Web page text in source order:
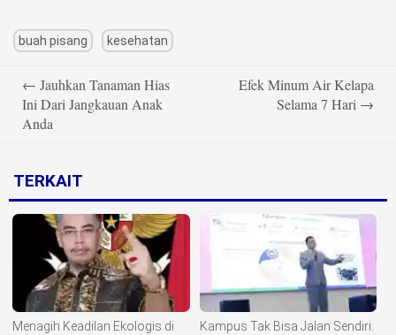
buah pisang kesehatan
navigation
← Jauhkan Tanaman Hias
Ini Dari Jangkauan Anak
Anda
Efek Minum Air Kelapa
Selama 7 Hari →
TERKAIT
Menagih Keadilan Ekologis di
Kampus Tak Bisa Jalan Sendiri: